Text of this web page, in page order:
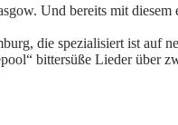
Und bereits mit
die spezialisiert ist auf
bittersüße Lieder über